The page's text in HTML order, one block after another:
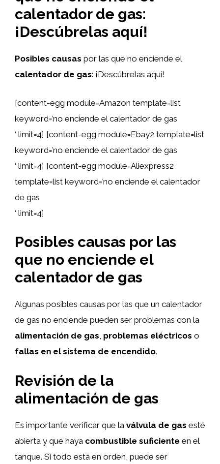
calentador de gas:
¡Descúbrelas aquí!
Posibles causas por las que no enciende el
calentador de gas: ¡Descúbrelas aquí!
[content-egg module=Amazon template=list
keyword=’no enciende el calentador de gas
‘ limit=4] [content-egg module=Ebay2 template=list
keyword=’no enciende el calentador de gas
‘ limit=4] [content-egg module=Aliexpress2
template=list keyword=’no enciende el calentador
de gas
‘ limit=4]
Posibles causas por las
que no enciende el
calentador de gas
Algunas posibles causas por las que un calentador
de gas no enciende pueden ser problemas con la
alimentación de gas, problemas eléctricos o
fallas en el sistema de encendido.
Revisión de la
alimentación de gas
Es importante verificar que la válvula de gas esté
abierta y que haya combustible suficiente en el
tanque. Si todo está en orden, puede ser